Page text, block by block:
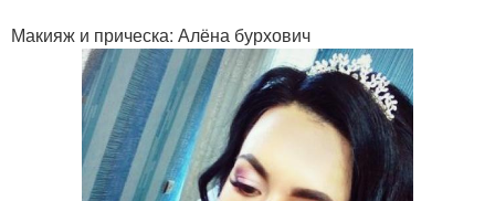
Макияж и прическа: Алёна бурхович